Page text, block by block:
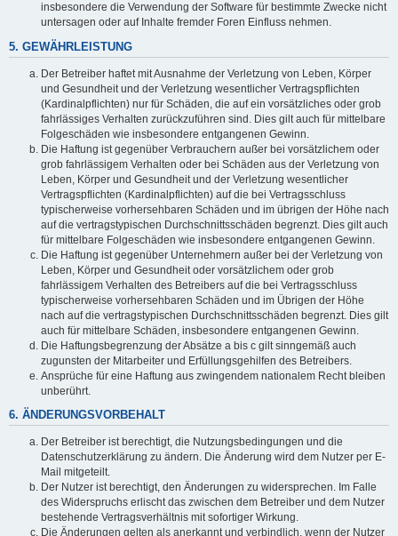
insbesondere die Verwendung der Software für bestimmte Zwecke nicht
untersagen oder auf Inhalte fremder Foren Einfluss nehmen.
5. GEWÄHRLEISTUNG
Der Betreiber haftet mit Ausnahme der Verletzung von Leben, Körper
und Gesundheit und der Verletzung wesentlicher Vertragspflichten
(Kardinalpflichten) nur für Schäden, die auf ein vorsätzliches oder grob
fahrlässiges Verhalten zurückzuführen sind. Dies gilt auch für mittelbare
Folgeschäden wie insbesondere entgangenen Gewinn.
Die Haftung ist gegenüber Verbrauchern außer bei vorsätzlichem oder
grob fahrlässigem Verhalten oder bei Schäden aus der Verletzung von
Leben, Körper und Gesundheit und der Verletzung wesentlicher
Vertragspflichten (Kardinalpflichten) auf die bei Vertragsschluss
typischerweise vorhersehbaren Schäden und im übrigen der Höhe nach
auf die vertragstypischen Durchschnittsschäden begrenzt. Dies gilt auch
für mittelbare Folgeschäden wie insbesondere entgangenen Gewinn.
Die Haftung ist gegenüber Unternehmern außer bei der Verletzung von
Leben, Körper und Gesundheit oder vorsätzlichem oder grob
fahrlässigem Verhalten des Betreibers auf die bei Vertragsschluss
typischerweise vorhersehbaren Schäden und im Übrigen der Höhe
nach auf die vertragstypischen Durchschnittsschäden begrenzt. Dies gilt
auch für mittelbare Schäden, insbesondere entgangenen Gewinn.
Die Haftungsbegrenzung der Absätze a bis c gilt sinngemäß auch
zugunsten der Mitarbeiter und Erfüllungsgehilfen des Betreibers.
Ansprüche für eine Haftung aus zwingendem nationalem Recht bleiben
unberührt.
6. ÄNDERUNGSVORBEHALT
Der Betreiber ist berechtigt, die Nutzungsbedingungen und die
Datenschutzerklärung zu ändern. Die Änderung wird dem Nutzer per E-
Mail mitgeteilt.
Der Nutzer ist berechtigt, den Änderungen zu widersprechen. Im Falle
des Widerspruchs erlischt das zwischen dem Betreiber und dem Nutzer
bestehende Vertragsverhältnis mit sofortiger Wirkung.
Die Änderungen gelten als anerkannt und verbindlich, wenn der Nutzer